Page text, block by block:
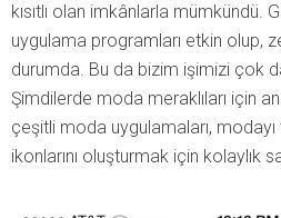
kısıtlı olan imkânlarla mümkündü.
uygulama programları etkin olup,
durumda. Bu da bizim işimizi çok
Şimdilerde moda meraklıları için
çeşitli moda uygulamaları,
ikonlarını oluşturmak için kolaylık